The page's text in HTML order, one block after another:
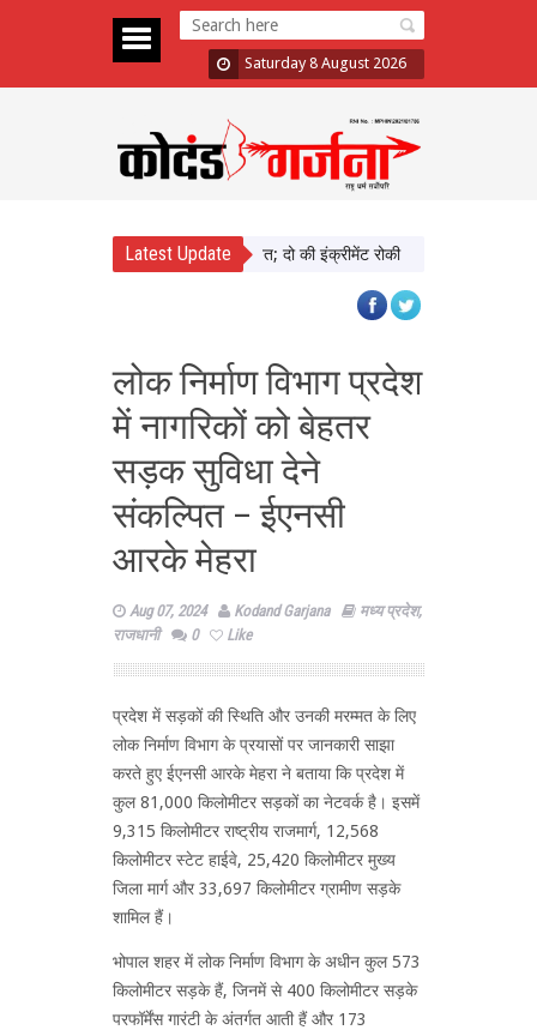
Saturday 8 August 2026
Latest Update
में दिखाई सख्ती, 3 अधिकारी निलंबित; दो की इंक्रीमेंट रोकी पंजाब चुनाव से पहले
लोक निर्माण विभाग प्रदेश
में नागरिकों को बेहतर
सड़क सुविधा देने
संकल्पित – ईएनसी
आरके मेहरा
Aug 07, 2024 Kodand Garjana मध्य प्रदेश,
राजधानी
0 Like
प्रदेश में सड़कों की स्थिति और उनकी मरम्मत के लिए
लोक निर्माण विभाग के प्रयासों पर जानकारी साझा
करते हुए ईएनसी आरके मेहरा ने बताया कि प्रदेश में
कुल 81,000 किलोमीटर सड़कों का नेटवर्क है। इसमें
9,315 किलोमीटर राष्ट्रीय राजमार्ग, 12,568
किलोमीटर स्टेट हाईवे, 25,420 किलोमीटर मुख्य
जिला मार्ग और 33,697 किलोमीटर ग्रामीण सड़के
शामिल हैं।
भोपाल शहर में लोक निर्माण विभाग के अधीन कुल 573
किलोमीटर सड़के हैं, जिनमें से 400 किलोमीटर सड़के
परफॉर्मेंस गारंटी के अंतर्गत आती हैं और 173